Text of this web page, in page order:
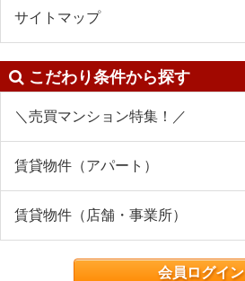
サイトマップ
こだわり条件から探す
＼売買マンション特集！／
賃貸物件（アパート）
賃貸物件（店舗・事業所）
会員ログイン